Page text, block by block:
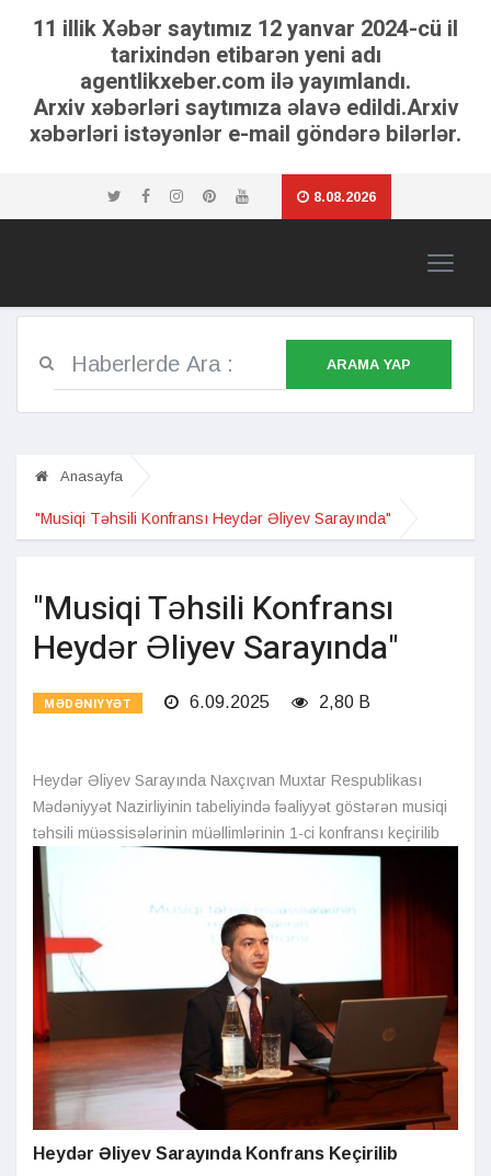
11 illik Xəbər saytımız 12 yanvar 2024-cü il
tarixindən etibarən yeni adı
agentlikxeber.com ilə yayımlandı.
Arxiv xəbərləri saytımıza əlavə edildi.Arxiv
xəbərləri istəyənlər e-mail göndərə bilərlər.
8.08.2026
ARAMA YAP
Anasayfa
"Musiqi Təhsili Konfransı Heydər Əliyev Sarayında"
"Musiqi Təhsili Konfransı
Heydər Əliyev Sarayında"
MƏDƏNIYYƏT 6.09.2025 2,80 B
Heydər Əliyev Sarayında Naxçıvan Muxtar Respublikası
Mədəniyyət Nazirliyinin tabeliyində fəaliyyət göstərən musiqi
təhsili müəssisələrinin müəllimlərinin 1-ci konfransı keçirilib
Heydər Əliyev Sarayında Konfrans Keçirilib